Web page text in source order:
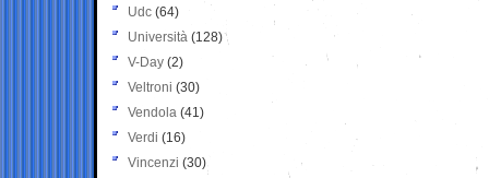
Udc (64)
Università (128)
V-Day (2)
Veltroni (30)
Vendola (41)
Verdi (16)
Vincenzi (30)